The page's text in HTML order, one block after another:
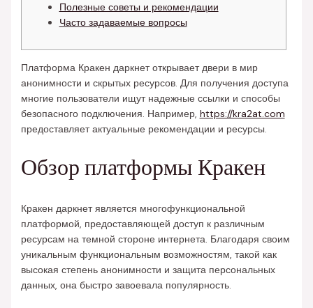
Полезные советы и рекомендации
Часто задаваемые вопросы
Платформа Кракен даркнет открывает двери в мир
анонимности и скрытых ресурсов. Для получения доступа
многие пользователи ищут надежные ссылки и способы
безопасного подключения. Например, https://kra2at.com
предоставляет актуальные рекомендации и ресурсы.
Обзор платформы Кракен
Кракен даркнет является многофункциональной
платформой, предоставляющей доступ к различным
ресурсам на темной стороне интернета. Благодаря своим
уникальным функциональным возможностям, такой как
высокая степень анонимности и защита персональных
данных, она быстро завоевала популярность.